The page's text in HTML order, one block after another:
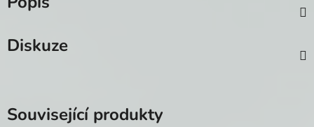
Diskuze
Související produkty